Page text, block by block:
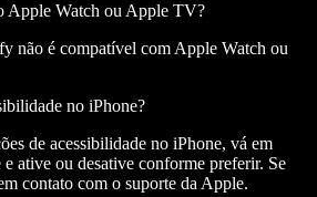
Apple Watch ou Apple TV?
não é compatível com Apple Watch ou
no iPhone?
de acessibilidade no iPhone, vá em
ative ou desative conforme preferir. Se
contato com o suporte da Apple.